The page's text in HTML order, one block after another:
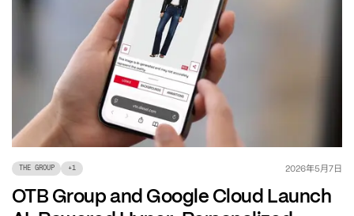
THE GROUP +1 2026年5月7日
OTB Group and Google Cloud Launch